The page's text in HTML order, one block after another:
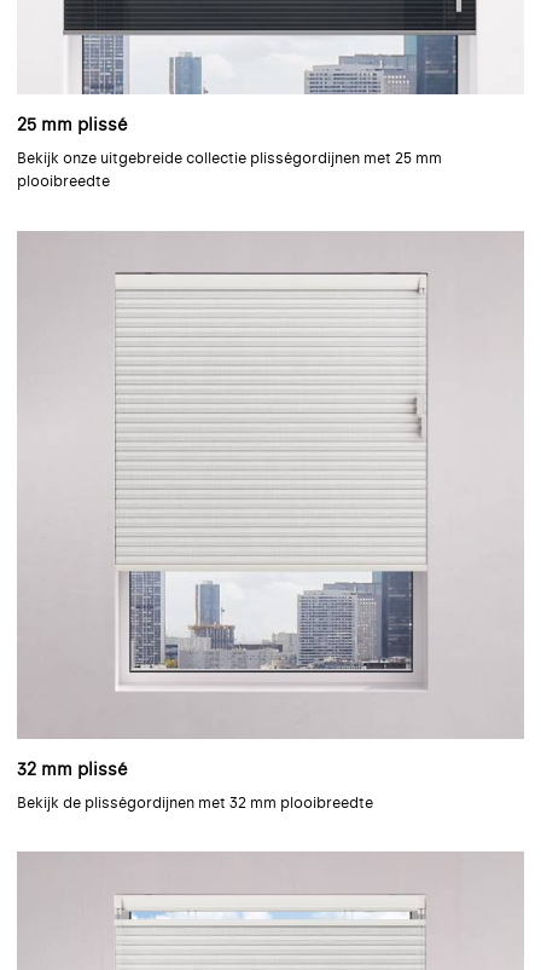
25 mm plissé
Bekijk onze uitgebreide collectie plisségordijnen met 25 mm
plooibreedte
32 mm plissé
Bekijk de plisségordijnen met 32 mm plooibreedte